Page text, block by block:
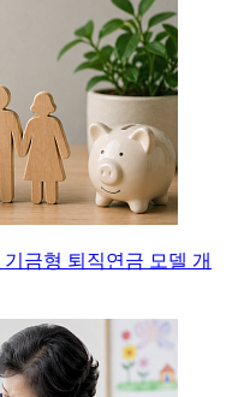
금형 퇴직연금 모델 개